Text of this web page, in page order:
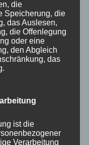
die
Speicherung, die
das Auslesen,
die Offenlegung
oder eine
den Abgleich
das
ist die
Verarbeitung